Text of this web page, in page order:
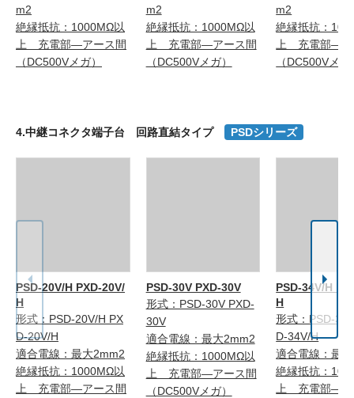
m2
絶縁抵抗：1000MΩ以
上 充電部―アース間
（DC500Vメガ）
m2
絶縁抵抗：1000MΩ以
上 充電部―アース間
（DC500Vメガ）
m2
絶縁抵抗：
上 充電部―ア
（DC500Vメガ
4.中継コネクタ端子台 回路直結タイプ PSDシリーズ
PSD-20V/H PXD-20V/
H
形式：PSD-20V/H PX
D-20V/H
適合電線：最大2mm2
絶縁抵抗：1000MΩ以
上 充電部―アース間
PSD-30V PXD-30V
形式：PSD-30V PXD-
30V
適合電線：最大2mm2
絶縁抵抗：1000MΩ以
上 充電部―アース間
（DC500Vメガ）
PSD-34V/H
H
形式：PSD-
D-34V/H
適合電線：最
絶縁抵抗：
上 充電部―ア